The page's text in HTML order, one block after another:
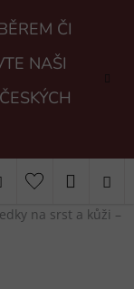
ČI
NAŠI
Hledat
KOŠÍK
na srst a kůži –